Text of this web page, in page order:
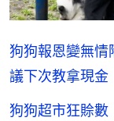
狗狗報恩變無
議下次教拿現金
狗狗超市狂賒